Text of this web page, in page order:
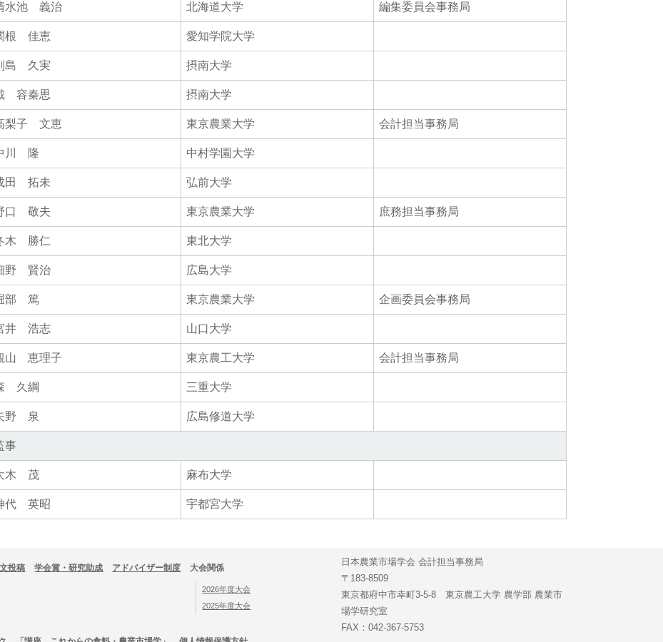
水池 義治 北海道大学 編集委員会事務局
根 佳恵 愛知学院大学
島 久実 摂南大学
容秦思 摂南大学
梨子 文恵 東京農業大学 会計担当事務局
川 隆 中村学園大学
田 拓未 弘前大学
口 敬夫 東京農業大学 庶務担当事務局
木 勝仁 東北大学
野 賢治 広島大学
部 篤 東京農業大学 企画委員会事務局
井 浩志 山口大学
山 恵理子 東京農工大学 会計担当事務局
久綱 三重大学
野 泉 広島修道大学
事
木 茂 麻布大学
代 英昭 宇都宮大学
投稿 学会賞・研究助成 アドバイザー制度 大会関係
2026年度大会
2025年度大会
日本農業市場学会 会計担当事務局
〒183-8509
東京都府中市幸町3-5-8 東京農工大学 農学部 農業市
場学研究室
FAX：042-367-5753